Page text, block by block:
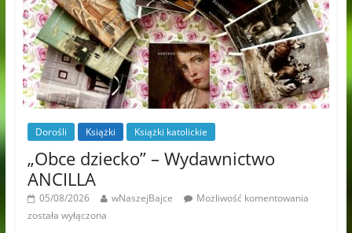
Dorośli Książki Książki katolickie
„Obce dziecko” – Wydawnictwo
ANCILLA
05/08/2026 wNaszejBajce
Możliwość komentowania
została wyłączona